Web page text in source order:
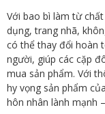
Với bao bì làm từ
dụng, trang nhã,
có thể thay đổi hoàn
người, giúp các cặp
mua sản phẩm. Với
hy vọng sản phẩm
hôn nhân lành mạnh